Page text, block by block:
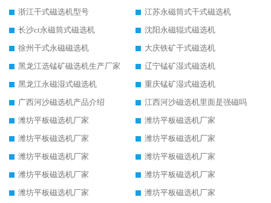
浙江干式磁选机型号
江苏永磁筒式干式磁选机
长沙ct永磁筒式磁选机
沈阳永磁辊式磁选机
徐州干式永磁磁选机
大庆铁矿干式磁选机
黑龙江选锰矿磁选机生产厂家
辽宁锰矿湿式磁选机
黑龙江永磁湿式磁选机
重庆锰矿湿式磁选机
广西河沙磁选机产品介绍
江西河沙磁选机里面是强磁吗
潍坊平板磁选机厂家
潍坊平板磁选机厂家
潍坊平板磁选机厂家
潍坊平板磁选机厂家
潍坊平板磁选机厂家
潍坊平板磁选机厂家
潍坊平板磁选机厂家
潍坊平板磁选机厂家
潍坊平板磁选机厂家
潍坊平板磁选机厂家